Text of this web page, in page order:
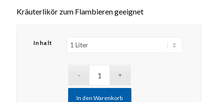
Kräuterlikör zum Flambieren geeignet
Inhalt
In den Warenkorb